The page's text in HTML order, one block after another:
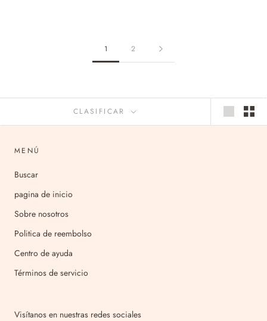
1 2
CLASIFICAR
MENÚ
Buscar
pagina de inicio
Sobre nosotros
Politica de reembolso
Centro de ayuda
Términos de servicio
Visítanos en nuestras redes sociales